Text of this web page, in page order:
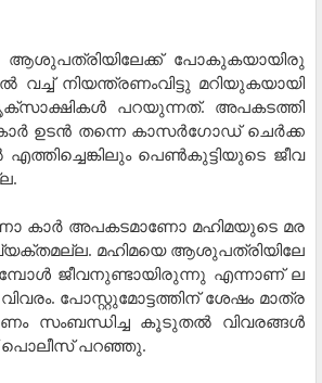
ആ​ശു​പ​ത്രി​യി​ലേ​ക്ക് പോ​കു​ക​യാ​യി​രു​
വ​ച്ച് നി​യ​ന്ത്ര​ണം​വി​ട്ടു മ​റി​യു​ക​യാ​യി​
പ​റ​യു​ന്ന​ത്. അ​പ​ക​ട​ത്തി​
ഉ​ട​ൻ ത​ന്നെ കാ​സ​ർ​ഗോ​ഡ് ചെ​ർ​ക്ക​
പെ​ൺ​കു​ട്ടി​യു​ടെ ജീ​വ​
കാ​ർ അ​പ​ക​ട​മാ​ണോ മ​ഹി​മ​യു​ടെ മ​ര​
മ​ഹി​മ​യെ ആ​ശു​പ​ത്രി​യി​ലേ​
ജീ​വ​നു​ണ്ടാ​യി​രു​ന്നു എ​ന്നാ​ണ് ല​
പോ​സ്റ്റു​മോ‍​ട്ട​ത്തി​ന് ശേ​ഷം മാ​ത്ര​
സം​ബ​ന്ധി​ച്ച കൂ​ടു​ത​ൽ വി​വ​ര​ങ്ങ​ൾ
പൊലീ​സ് പ​റ​ഞ്ഞു.